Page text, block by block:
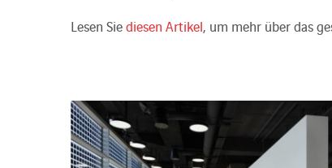
Lesen Siediesen Artikel, um mehr über das